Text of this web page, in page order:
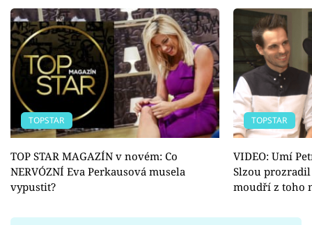
TOPSTAR
TOP STAR MAGAZÍN v novém: Co
NERVÓZNÍ Eva Perkausová musela
vypustit?
TOPSTAR
VIDEO: Umí
Slzou
moudří z toho